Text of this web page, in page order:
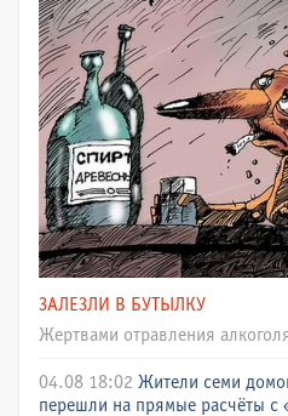
ЗАЛЕЗЛИ В БУТЫЛКУ
Жертвами отравления
04.08 18:02 Жители семи
перешли на прямые расчёты с